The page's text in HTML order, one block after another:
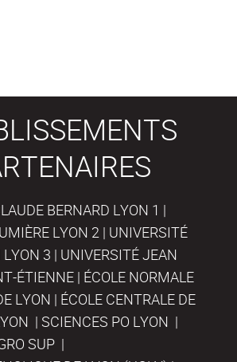
BERNARD LYON 1 |
LYON 2 | UNIVERSITÉ
3 | UNIVERSITÉ JEAN
ÉTIENNE | ÉCOLE NORMALE
LYON | ÉCOLE CENTRALE DE
| SCIENCES PO LYON |
SUP |